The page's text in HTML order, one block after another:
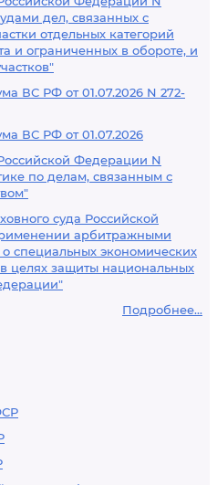
дел, связанных с
отдельных категорий
и ограниченных в обороте, и
ВС РФ от 01.07.2026 N 272-
ВС РФ от 01.07.2026
Федерации N
по делам, связанным с
суда Российской
арбитражными
о специальных экономических
целях защиты национальных
Подробнее...